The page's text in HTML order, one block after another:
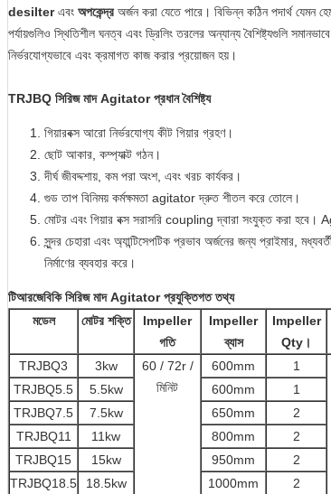
desilterএবং অপকেন্দ্র অর্জন করা যেতে পারে। বিভিন্ন কঠিন পদার্থ যেমন
পর্যায়গুলিও স্থিতিশীল ঘনত্ব এবং ড্রিলিং তরলের অন্যান্য বৈশিষ্ট্যগুলি
নির্ভরযোগ্যভাবে এবং ক্রমাগত কাজ করার প্রয়োজন হয়।
TRJBQ সিরিজ মাদ Agitator প্রধান বৈশিষ্ট্য
গিয়ারবক্স আরো নির্ভরযোগ্য কীট গিয়ার গ্রহণ।
ছোট আকার, কম্প্যাক্ট গঠন।
দীর্ঘ জীবদ্দশায়, কম পরা অংশ, এবং খরচ কার্যকর।
গুড তাপ বিনিময় কর্মক্ষমতা agitator দ্রুত শীতল করে তোলে।
মোটর এবং গিয়ার বক্স সরাসরি coupling দ্বারা সংযুক্ত করা হবে।
সুন্দর চেহারা এবং অ্যান্টিসেপটিক প্রভাব অর্জনের জন্য প্রাইমার,
নির্মাণের ব্যবহার করে।
টিআরজেবিকি সিরিজ মাদ Agitator প্রযুক্তিগত তথ্য
মডেল
মোটর শক্তি
Impeller
গতি
Impeller
ব্যাস
Impeller
Qty।
TRJBQ3 3kw
60 / 72r /
মিনিট
600mm 1
TRJBQ5.5
5.5kw 600mm 1
TRJBQ7.5
7.5kw 650mm 2
TRJBQ11
11kw 800mm 2
TRJBQ15
15kw 950mm 2
TRJBQ18.5
18.5kw 1000mm 2